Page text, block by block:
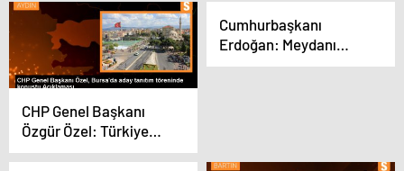
hizmet siyaseti yaptık
Aykırıdır
CHP Genel Başkanı
Özgür Özel: Türkiye
İttifakı, Türkiye’nin
Cumhurbaşkanı
Erdoğan: Meydanı
karanlık hesaplara